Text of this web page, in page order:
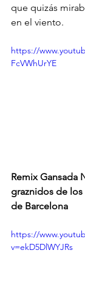
que quizás
en el viento.
https://
FcVWhUrYE
Remix Gansada
graznidos de los
de Barcelona
https://
v=ekD5DlWYJRs